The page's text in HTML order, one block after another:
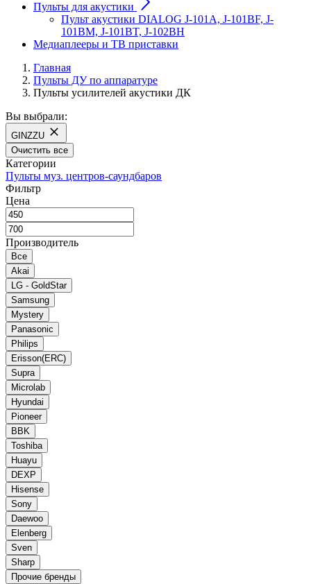
Пульты для акустики
Пульт акустики DIALOG J-101A, J-101BF, J-
101BM, J-101BT, J-102BH
Медиаплееры и ТВ приставки
Главная
Пульты ДУ по аппаратуре
Пульты усилителей акустики ДК
Вы выбрали:
GINZZU
Очистить все
Категории
Пульты муз. центров-саундбаров
Фильтр
Цена
Производитель
Все
Akai
LG - GoldStar
Samsung
Mystery
Panasonic
Philips
Erisson(ERC)
Supra
Microlab
Hyundai
Pioneer
BBK
Toshiba
Huayu
DEXP
Hisense
Sony
Daewoo
Elenberg
Sven
Sharp
Прочие бренды